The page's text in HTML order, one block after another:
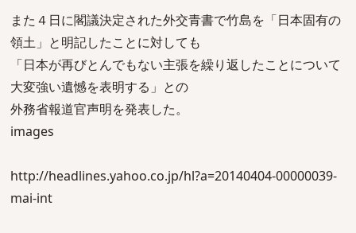
また４日に閣議決定された外交青書で竹島を「日本固有の
領土」と明記したことに対しても
「日本が再びとんでもない主張を繰り返したことについて
大変強い遺憾を表明する」との
外務省報道官声明を発表した。
images
http://headlines.yahoo.co.jp/hl?a=20140404-00000039-
mai-int